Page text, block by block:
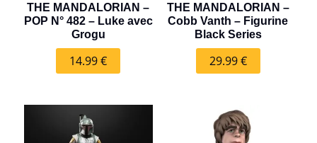
THE MANDALORIAN –
POP N° 482 – Luke avec
Grogu
14.99€
THE MANDALORIAN –
Cobb Vanth – Figurine
Black Series
29.99€